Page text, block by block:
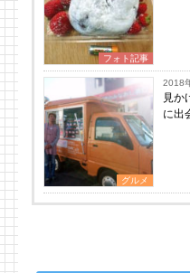
フォト記事
グルメ
2018
見か
に出